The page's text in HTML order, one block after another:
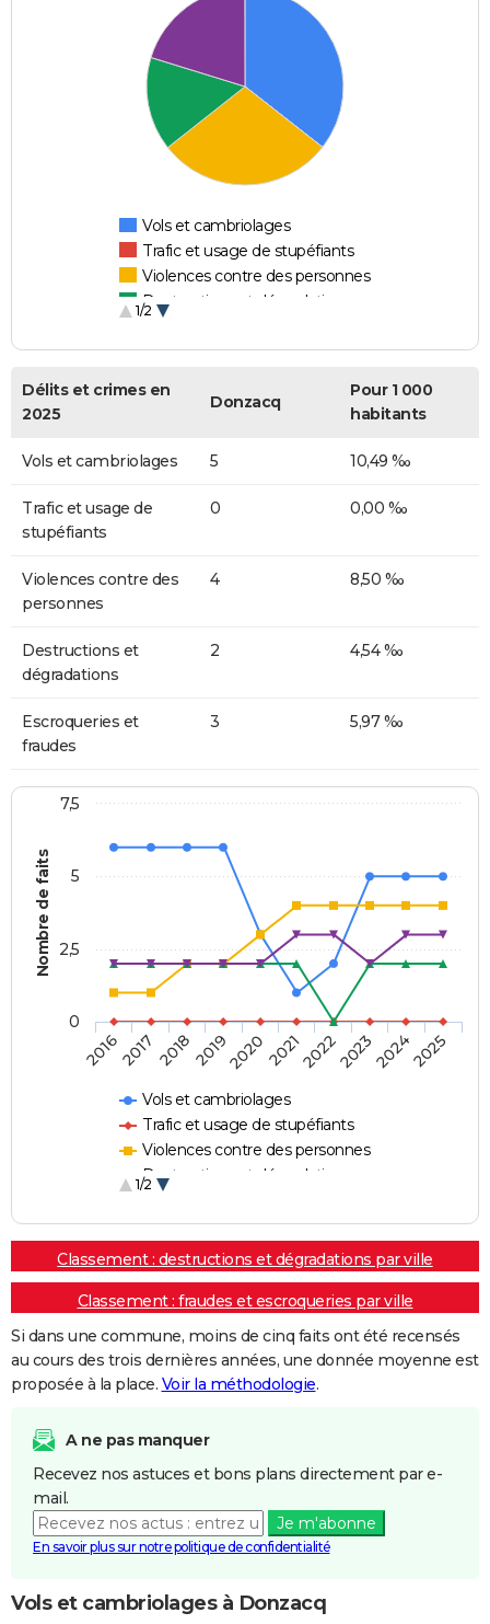
Vols et cambriolages
Trafic et usage de stupéfiants
Violences contre des personnes
Destructions et dégradations
1/2
Délits et crimes en
2025
Donzacq
Pour 1 000
habitants
Vols et cambriolages 5 10,49 ‰
Trafic et usage de
stupéfiants
0 0,00 ‰
Violences contre des
personnes
4 8,50 ‰
Destructions et
dégradations
2 4,54 ‰
Escroqueries et
fraudes
3 5,97 ‰
Nombre de faits
Vols et cambriolages
Trafic et usage de stupéfiants
Violences contre des personnes
Destructions et dégradations
1/2
20162017 20182019202020212022202320242025
0
2,5
5
7,5
Classement : destructions et dégradations par ville
Classement : fraudes et escroqueries par ville
Si dans une commune, moins de cinq faits ont été recensés
au cours des trois dernières années, une donnée moyenne est
proposée à la place. Voir la méthodologie.
A ne pas manquer
Recevez nos astuces et bons plans directement par e-
mail.
Je m'abonne
En savoir plus sur notre politique de confidentialité
Vols et cambriolages à Donzacq